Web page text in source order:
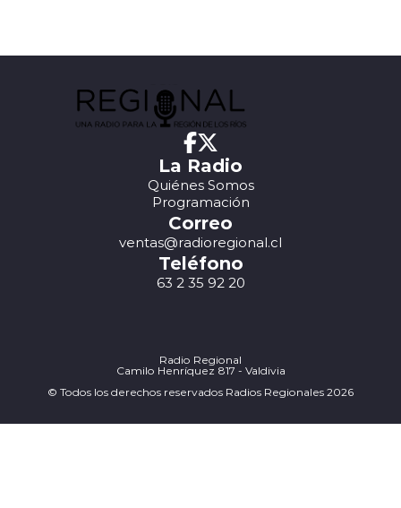
La Radio
Quiénes Somos
Programación
Correo
ventas@radioregional.cl
Teléfono
63 2 35 92 20
Radio Regional
Camilo Henríquez 817 - Valdivia
© Todos los derechos reservados Radios Regionales 2026